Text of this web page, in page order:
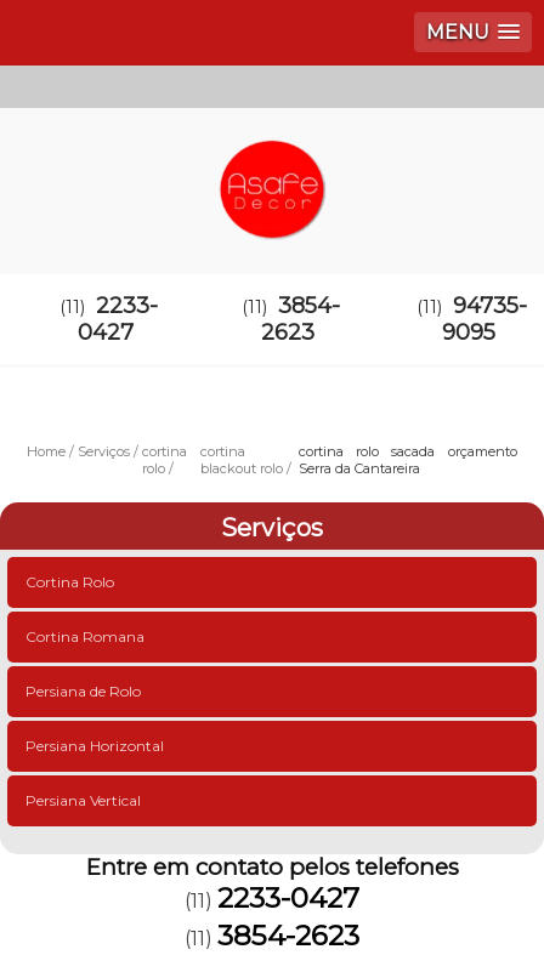
MENU
(11) 2233-
0427
(11) 3854-
2623
(11) 94735-
9095
Home Serviços
cortina
rolo
cortina
blackout rolo
cortina rolo sacada orçamento
Serra da Cantareira
Serviços
Cortina Rolo
Cortina Romana
Persiana de Rolo
Persiana Horizontal
Persiana Vertical
Entre em contato pelos telefones
(11) 2233-0427
(11) 3854-2623